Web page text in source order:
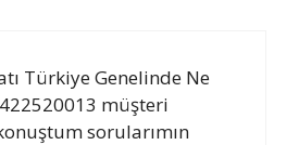
Türkiye Genelinde Ne
müşteri
sorularımın